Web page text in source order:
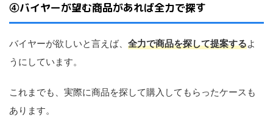
④バイヤーが望む商品があれば全力で探す
バイヤーが欲しいと言えば、 全力で商品を探して提案するよ
うにしています。
これまでも、実際に商品を探して購入してもらったケースも
あります。